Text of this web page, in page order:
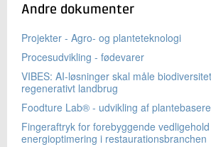
Andre dokumenter
Projekter - Agro- og planteteknologi
Procesudvikling - fødevarer
VIBES: AI-løsninger skal måle
regenerativt landbrug
Foodture Lab® - udvikling af
Fingeraftryk for forebyggende
energioptimering i restaurationsbranchen